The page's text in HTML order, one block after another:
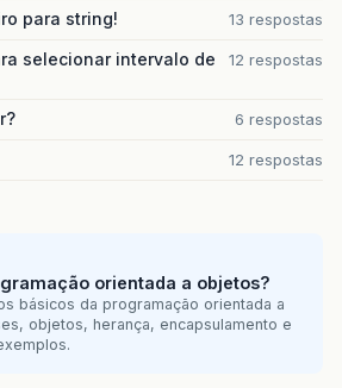
para string! 13 respostas
selecionar intervalo de
12 respostas
6 respostas
12 respostas
orientada a objetos?
básicos da programação orientada a
objetos, herança, encapsulamento e